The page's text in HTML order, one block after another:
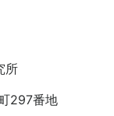
所
297番地